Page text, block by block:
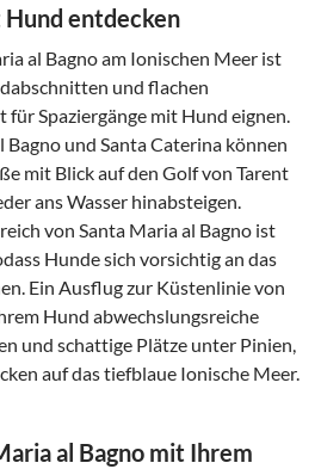
Hund entdecken
al Bagno am Ionischen Meer ist
und flachen
für Spaziergänge mit Hund eignen.
Bagno und Santa Caterina können
mit Blick auf den Golf von Tarent
ans Wasser hinabsteigen.
von Santa Maria al Bagno ist
Hunde sich vorsichtig an das
Ein Ausflug zur Küstenlinie von
Hund abwechslungsreiche
und schattige Plätze unter Pinien,
auf das tiefblaue Ionische Meer.
al Bagno mit Ihrem